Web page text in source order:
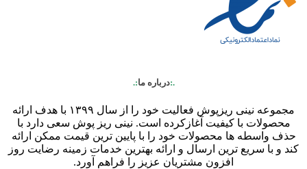
.:درباره ما:.
مجموعه نینی ریزپوش فعالیت خود را از سال ۱۳۹۹ با هدف ارائه
محصولات با کیفیت آغازکرده است. نینی ریز پوش سعی دارد با
حذف واسطه ها محصولات خود را با پایین ترین قیمت ممکن ارائه
کند و با سریع ترین ارسال و ارائه بهترین خدمات زمینه رضایت روز
افزون مشتریان عزیز را فراهم آورد.